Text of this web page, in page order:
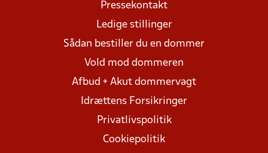
Pressekontakt
Ledige stillinger
Sådan bestiller du en dommer
Vold mod dommeren
Afbud + Akut dommervagt
Idrættens Forsikringer
Privatlivspolitik
Cookiepolitik